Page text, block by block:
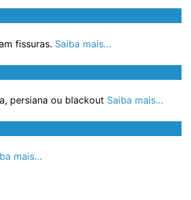
fissuras. Saiba mais…
persiana ou blackout Saiba mais…
mais…